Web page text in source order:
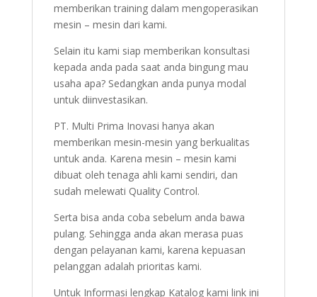
memberikan training dalam mengoperasikan
mesin – mesin dari kami.
Selain itu kami siap memberikan konsultasi
kepada anda pada saat anda bingung mau
usaha apa? Sedangkan anda punya modal
untuk diinvestasikan.
PT. Multi Prima Inovasi hanya akan
memberikan mesin-mesin yang berkualitas
untuk anda. Karena mesin – mesin kami
dibuat oleh tenaga ahli kami sendiri, dan
sudah melewati Quality Control.
Serta bisa anda coba sebelum anda bawa
pulang. Sehingga anda akan merasa puas
dengan pelayanan kami, karena kepuasan
pelanggan adalah prioritas kami.
Untuk Informasi lengkap Katalog kami link ini